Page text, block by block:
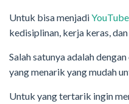
Untuk bisa menjadi
kedisiplinan, kerja keras,
Salah satunya adalah
yang menarik yang mudah
Untuk yang tertarik ingin